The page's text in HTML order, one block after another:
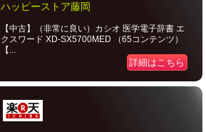
ハッピーストア藤岡
【中古】（非常に良い）カシオ 医学電子辞書 エ
クスワード XD-SX5700MED （65コンテンツ）
【...
詳細はこちら